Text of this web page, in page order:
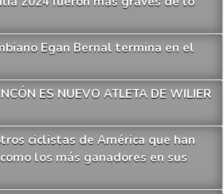
Egan Bernal termina en el
ES NUEVO ATLETA DE WILIER
ciclistas de América que han
los más ganadores en sus